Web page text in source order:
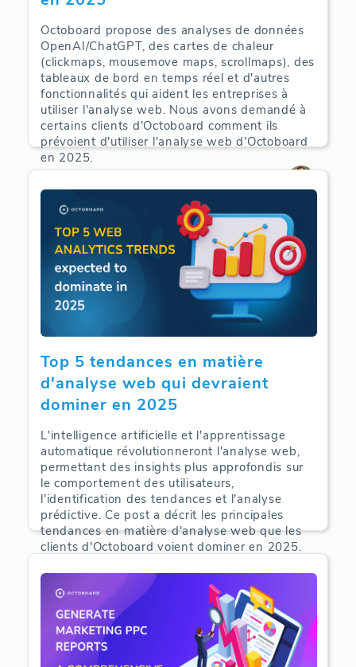
Octoboard propose des analyses de données
OpenAI/ChatGPT, des cartes de chaleur
(clickmaps, mousemove maps, scrollmaps), des
tableaux de bord en temps réel et d'autres
fonctionnalités qui aident les entreprises à
utiliser l'analyse web. Nous avons demandé à
certains clients d'Octoboard comment ils
prévoient d'utiliser l'analyse web d'Octoboard
en 2025.
Top 5 tendances en matière
d'analyse web qui devraient
dominer en 2025
L'intelligence artificielle et l'apprentissage
automatique révolutionneront l'analyse web,
permettant des insights plus approfondis sur
le comportement des utilisateurs,
l'identification des tendances et l'analyse
prédictive. Ce post a décrit les principales
tendances en matière d'analyse web que les
clients d'Octoboard voient dominer en 2025.